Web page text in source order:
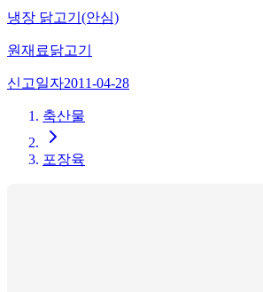
냉장 닭고기(안심)
원재료닭고기
신고일자2011-04-28
축산물
포장육